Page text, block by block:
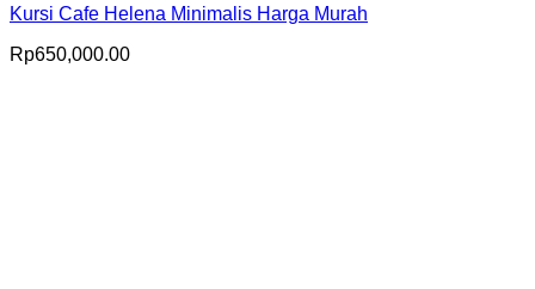
Kursi Cafe Helena Minimalis Harga Murah
Rp650,000.00